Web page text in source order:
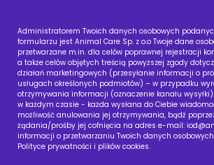
Administratorem Twoich danych osobowych
formularzu jest Animal Care Sp. z o.o Twoje dane
przetwarzane m.in. dla celów poprawnej rejestracji
a także celów objętych treścią powyższej zgody
działań marketingowych (przesyłanie informacji o
usługach określonych podmiotów) – w przypadku
otrzymywania informacji (oznaczenie kanału
w każdym czasie - każda wysłana do Ciebie
możliwość anulowania jej otrzymywania, bądź
żądania/prośby jej cofnięcia na adres e-mail:
informacji o przetwarzaniu Twoich danych
Polityce prywatności i plików cookies.